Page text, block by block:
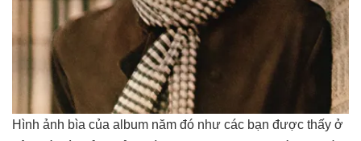
Hình ảnh bìa của album năm đó như các bạn được thấy ở